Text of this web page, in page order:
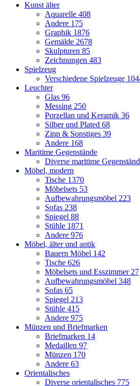
Kunst älter
Aquarelle 408
Andere 175
Graphik 1876
Gemälde 2678
Skulpturen 85
Zeichnungen 483
Spielzeug
Verschiedene Spielzeuge
Leuchter
Glas 96
Messing 250
Porzellan und Keramik 36
Silber und Plated 68
Zinn & Sonstiges 39
Andere 168
Maritime Gegenstände
Diverse maritime
Möbel, modern
Tische 1370
Möbelsets 53
Aufbewahrungsmöbel 223
Sofas 238
Spiegel 88
Stühle 1871
Andere 976
Möbel, älter und antik
Bauern Möbel 142
Tische 626
Möbelsets und Esszimmer 27
Aufbewahrungsmöbel 348
Sofas 65
Spiegel 213
Stühle 415
Andere 975
Münzen und Briefmarken
Briefmarken 14
Medaillen 97
Münzen 170
Andere 63
Orientalisches
Diverse orientalisches 775